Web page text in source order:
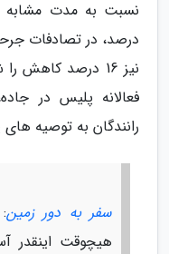
نیز 16 درصد
فعالانه پلیس در
رانندگان به توصیه
سفر به دور زمین
هیچوقت اینقدر